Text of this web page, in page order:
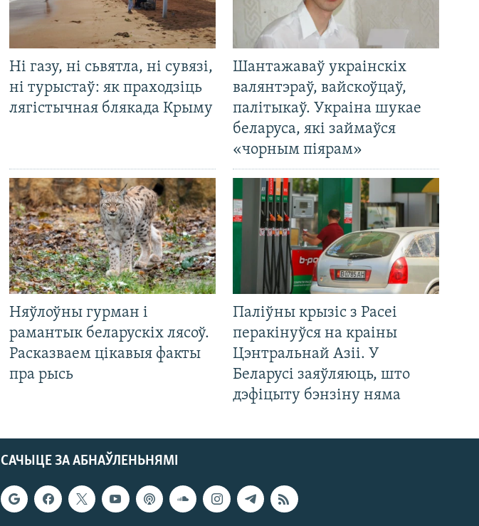
Ні газу, ні сьвятла, ні сувязі,
ні турыстаў: як праходзіць
лягістычная блякада Крыму
Шантажаваў украінскіх
валянтэраў, вайскоўцаў,
палітыкаў. Украіна шукае
беларуса, які займаўся
«чорным піярам»
Няўлоўны гурман і
рамантык беларускіх лясоў.
Расказваем цікавыя факты
пра рысь
Паліўны крызіс з Расеі
перакінуўся на краіны
Цэнтральнай Азіі. У
Беларусі заяўляюць, што
дэфіцыту бэнзіну няма
САЧЫЦЕ ЗА АБНАЎЛЕНЬНЯМІ